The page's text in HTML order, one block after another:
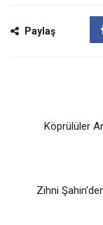
Paylaş
Köprülüler
Zihni